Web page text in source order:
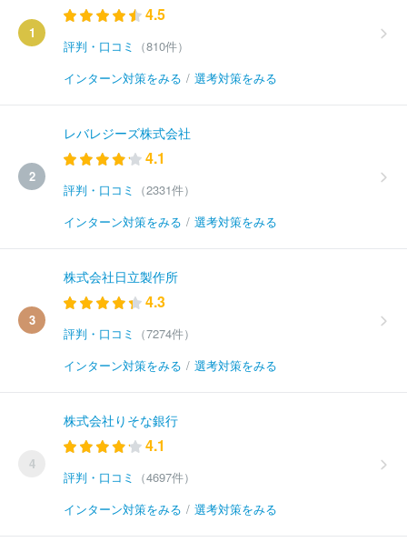
1
4.5
評判・口コミ
（810件）
インターン対策をみる / 選考対策をみる
2
レバレジーズ株式会社
4.1
評判・口コミ
（2331件）
インターン対策をみる / 選考対策をみる
3
株式会社日立製作所
4.3
評判・口コミ
（7274件）
インターン対策をみる / 選考対策をみる
4
株式会社りそな銀行
4.1
評判・口コミ
（4697件）
インターン対策をみる / 選考対策をみる